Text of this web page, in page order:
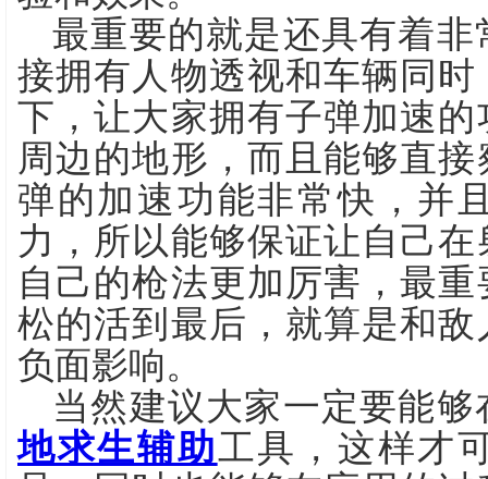
最重要的就是还具有着
接拥有人物透视和车辆同
下，让大家拥有子弹加速
周边的地形，而且能够直
弹的加速功能非常快，并
力，所以能够保证让自己
自己的枪法更加厉害，最
松的活到最后，就算是和
负面影响。
当然建议大家一定要能
地求生辅助工具，这样才